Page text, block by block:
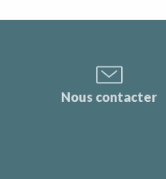
Nous contacter